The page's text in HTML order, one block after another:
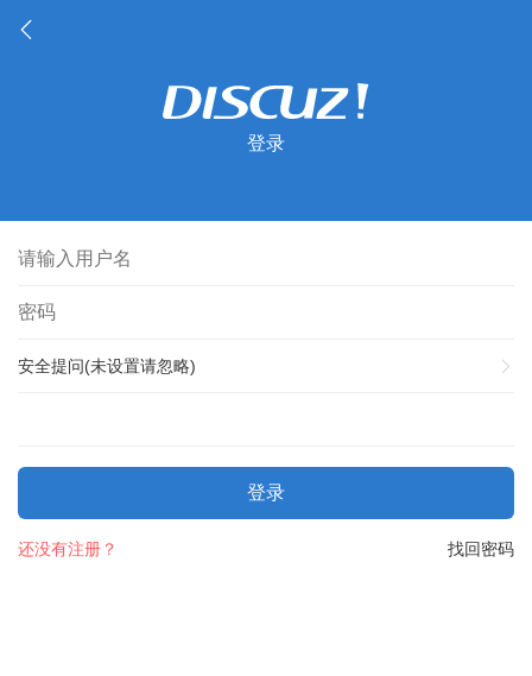
登录
安全提问(未设置请忽略)
登录
找回密码
还没有注册？